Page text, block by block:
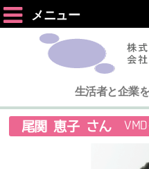
メニュー
生活者と企業
尾関 恵子 さん VMD